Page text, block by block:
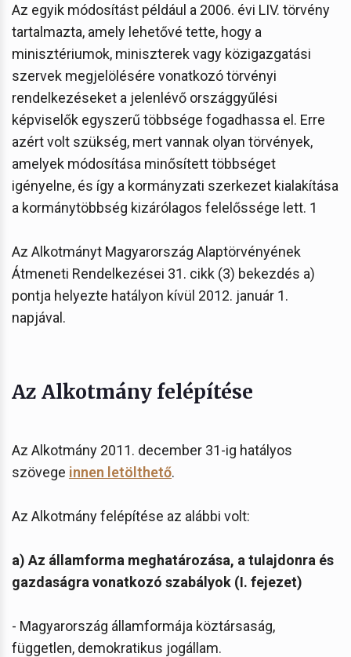
Az egyik módosítást például a 2006. évi LIV. törvény
tartalmazta, amely lehetővé tette, hogy a
minisztériumok, miniszterek vagy közigazgatási
szervek megjelölésére vonatkozó törvényi
rendelkezéseket a jelenlévő országgyűlési
képviselők egyszerű többsége fogadhassa el. Erre
azért volt szükség, mert vannak olyan törvények,
amelyek módosítása minősített többséget
igényelne, és így a kormányzati szerkezet kialakítása
a kormánytöbbség kizárólagos felelőssége lett. 1
Az Alkotmányt Magyarország Alaptörvényének
Átmeneti Rendelkezései 31. cikk (3) bekezdés a)
pontja helyezte hatályon kívül 2012. január 1.
napjával.
Az Alkotmány felépítése
Az Alkotmány 2011. december 31-ig hatályos
szövege innen letölthető.
Az Alkotmány felépítése az alábbi volt:
a) Az államforma meghatározása, a tulajdonra és
gazdaságra vonatkozó szabályok (I. fejezet)
- Magyarország államformája köztársaság,
független, demokratikus jogállam.